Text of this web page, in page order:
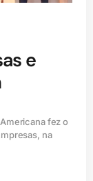
e
fez o
na